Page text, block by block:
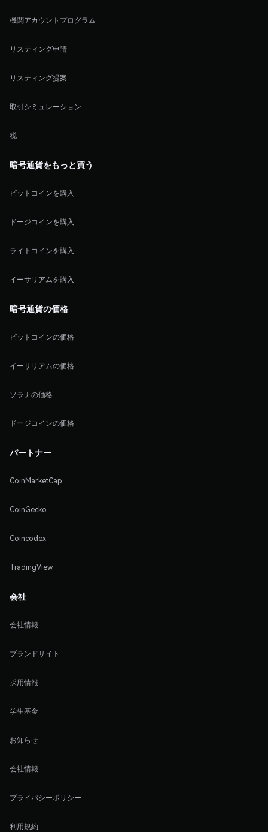
機関アカウントプログラム
リスティング申請
リスティング提案
取引シミュレーション
税
暗号通貨をもっと買う
ビットコインを購入
ドージコインを購入
ライトコインを購入
イーサリアムを購入
暗号通貨の価格
ビットコインの価格
イーサリアムの価格
ソラナの価格
ドージコインの価格
パートナー
CoinMarketCap
CoinGecko
Coincodex
TradingView
会社
会社情報
ブランドサイト
採用情報
学生基金
お知らせ
会社情報
プライバシーポリシー
利用規約